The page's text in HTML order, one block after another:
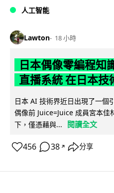
人工智能
Lawton 18 小時
日本偶像零編程知
直播系統 在日本技
日本 AI 技術界近日出現了一個
偶像前 Juice=Juice 成員宮本佳
下，僅憑藉與...
閱讀全文
456 38 ↗ 分享